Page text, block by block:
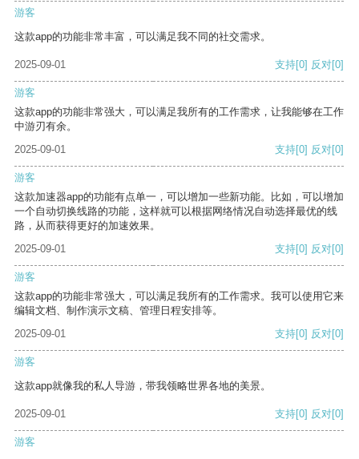
游客
这款app的功能非常丰富，可以满足我不同的社交需求。
2025-09-01 支持[0] 反对[0]
游客
这款app的功能非常强大，可以满足我所有的工作需求，让我能够在工作
中游刃有余。
2025-09-01
支持[0] 反对[0]
游客
这款加速器app的功能有点单一，可以增加一些新功能。比如，可以增加
一个自动切换线路的功能，这样就可以根据网络情况自动选择最优的线
路，从而获得更好的加速效果。
2025-09-01
支持[0] 反对[0]
游客
这款app的功能非常强大，可以满足我所有的工作需求。我可以使用它来
编辑文档、制作演示文稿、管理日程安排等。
2025-09-01
支持[0] 反对[0]
游客
这款app就像我的私人导游，带我领略世界各地的美景。
2025-09-01 支持[0] 反对[0]
游客